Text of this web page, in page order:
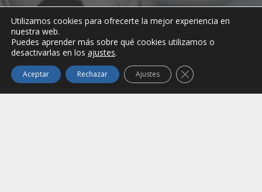
Contacto
Carr. de San Bartolomé, 310, 35500 Arrecife,
Utilizamos cookies para ofrecerte la mejor experiencia en
nuestra web.
Puedes aprender más sobre qué cookies utilizamos o
desactivarlas en los ajustes.
Aceptar Rechazar Ajustes Cerrar el banner de